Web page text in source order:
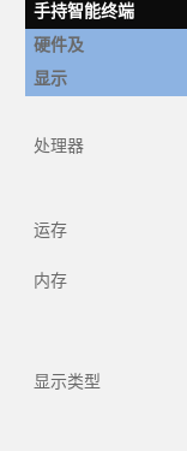
手持智能终端
硬件及
显示
处理器
运存
内存
显示类型